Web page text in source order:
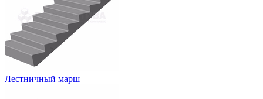
Лестничный марш